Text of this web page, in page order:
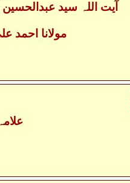
- مولانا احمد
-